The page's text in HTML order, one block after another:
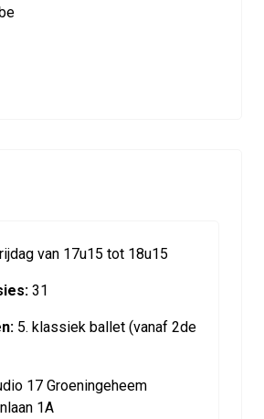
van 17u15 tot 18u15
31
5. klassiek ballet (vanaf 2de
17 Groeningeheem
1A